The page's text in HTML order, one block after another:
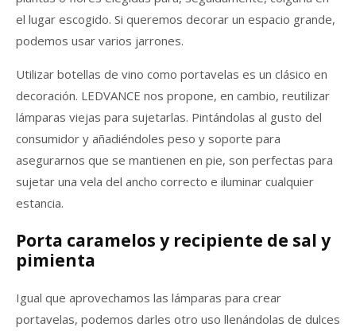
el lugar escogido. Si queremos decorar un espacio grande,
podemos usar varios jarrones.
Utilizar botellas de vino como portavelas es un clásico en
decoración. LEDVANCE nos propone, en cambio, reutilizar
lámparas viejas para sujetarlas. Pintándolas al gusto del
consumidor y añadiéndoles peso y soporte para
asegurarnos que se mantienen en pie, son perfectas para
sujetar una vela del ancho correcto e iluminar cualquier
estancia.
Porta caramelos y recipiente de sal y
pimienta
Igual que aprovechamos las lámparas para crear
portavelas, podemos darles otro uso llenándolas de dulces